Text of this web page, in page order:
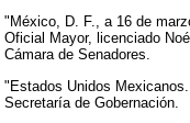
"México, D. F., a 16 de
Oficial Mayor, licenciado
Cámara de Senadores.
"Estados Unidos
Secretaría de Gobernación.